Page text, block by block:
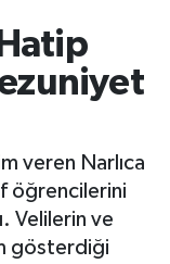
veren Narlıca
öğrencilerini
Velilerin ve
gösterdiği